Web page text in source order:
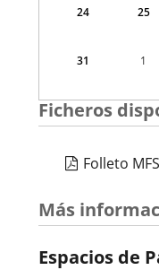
24 25
31 1
Ficheros
Folleto
Más
Espacios de